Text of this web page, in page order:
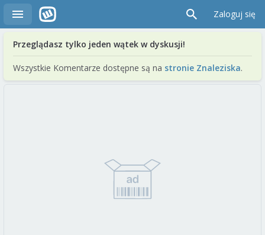
Zaloguj się
Przeglądasz tylko jeden wątek w dyskusji!
Wszystkie Komentarze dostępne są na stronie Znaleziska.